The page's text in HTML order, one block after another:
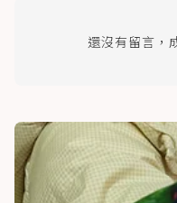
還沒有留言，